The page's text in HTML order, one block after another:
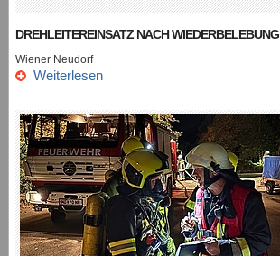
DREHLEITEREINSATZ NACH WIEDERBELEBUNG
Wiener Neudorf
Weiterlesen